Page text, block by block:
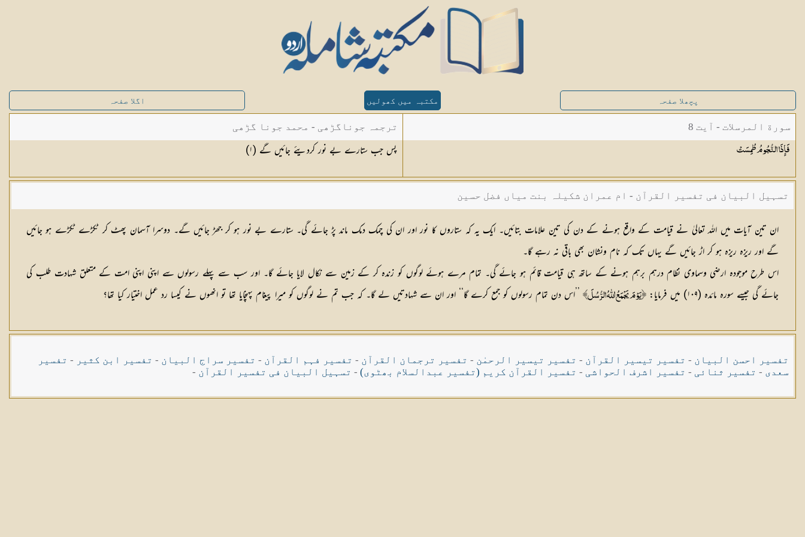
پچھلا صفحہ مکتبہ میں کھولیں اگلا صفحہ
سورة المرسلات - آیت 8
فَإِذَا النُّجُومُطُمِسَتْ
ترجمہ جوناگڑھی - محمد جونا گڑھی
پس جب ستارے بے نور کردیئے جائیں گے (١)
تسہیل البیان فی تفسیر القرآن - ام عمران شکیلہ بنت میاں فضل حسین
ان تین آیات میں اللہ تعالیٰ نے قیامت كے واقع ہونے كے دن كی تین علامات بتائیں۔ ایك یہ كہ ستاروں كا نور اور ان كی چمك دمك ماند پڑ جائے گی۔ ستارے بے نور ہو كر جھڑ جائیں گے۔ دوسرا آسمان پھٹ کر ٹكڑے ٹكڑے ہو جائیں
گے اور ریزہ ریزہ ہو كر اڑ جائیں گے یہاں تك كہ نام ونشان بھی باقی نہ رہے گا۔
اس طرح موجودہ ارضی وسماوی نظام درہم برہم ہونے كے ساتھ ہی قیامت قائم ہو جائے گی۔ تمام مرے ہوئے لوگوں كو زندہ كر كے زمین سے نكال لایا جائے گا۔ اور سب سے پہلے رسولوں سے اپنی اپنی امت كے متعلق شہادت طلب كی
جائے گی جیسے سورہ مائدہ (۱۰۹) میں فرمایا:
﴿يَوْمَ يَجْمَعُ اللّٰهُ الرُّسُلَ﴾ ’’اس دن تمام رسولوں كو جمع كرے گا‘‘ اور ان سے شہادتیں لے گا۔ كہ جب تم نے لوگوں كو میرا پیغام پہنچایا تھا تو انھوں نے كیسا رد عمل اختیار كیا تھا؟
تفسیر احسن البیان - تفسیر تیسیر القرآن - تفسیر تیسیر الرحمٰن - تفسیر ترجمان القرآن - تفسیر فہم القرآن - تفسیر سراج البیان - تفسیر ابن کثیر - تفسیر
سعدی - تفسیر ثنائی - تفسیر اشرف الحواشی - تفسیر القرآن کریم (تفسیر عبدالسلام بھٹوی) - تسہیل البیان فی تفسیر القرآن -